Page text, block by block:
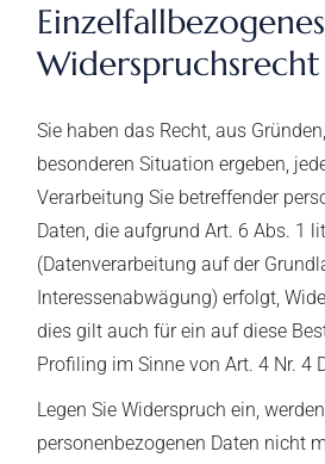
Einzelfallbezogenes
Widerspruchsrecht
Sie haben das Recht, aus
besonderen Situation ergeben,
Verarbeitung Sie betreffender
Daten, die aufgrund Art. 6 Abs. 1
(Datenverarbeitung auf der
Interessenabwägung) erfolgt,
dies gilt auch für ein auf diese
Profiling im Sinne von Art. 4 Nr. 4
Legen Sie Widerspruch ein,
personenbezogenen Daten nicht